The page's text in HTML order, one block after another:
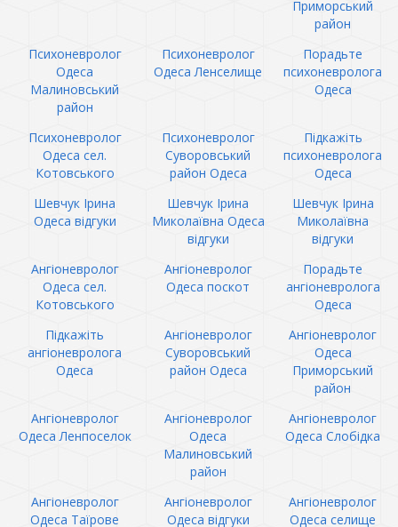
Приморський
район
Психоневролог
Одеса
Малиновський
район
Психоневролог
Одеса Ленселище
Порадьте
психоневролога
Одеса
Психоневролог
Одеса сел.
Котовського
Психоневролог
Суворовський
район Одеса
Підкажіть
психоневролога
Одеса
Шевчук Ірина
Одеса відгуки
Шевчук Ірина
Миколаївна Одеса
відгуки
Шевчук Ірина
Миколаївна
відгуки
Ангіоневролог
Одеса сел.
Котовського
Ангіоневролог
Одеса поскот
Порадьте
ангіоневролога
Одеса
Підкажіть
ангіоневролога
Одеса
Ангіоневролог
Суворовський
район Одеса
Ангіоневролог
Одеса
Приморський
район
Ангіоневролог
Одеса Ленпоселок
Ангіоневролог
Одеса
Малиновський
район
Ангіоневролог
Одеса Слобідка
Ангіоневролог
Одеса Таїрове
Ангіоневролог
Одеса відгуки
Ангіоневролог
Одеса селище